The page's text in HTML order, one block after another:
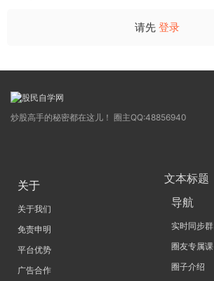
请先 登录
炒股高手的秘密都在这儿！ 圈主QQ:48856940
关于
关于我们
免责申明
平台优势
广告合作
文本标题
导航
实时同步群
圈友专属课
圈子介绍